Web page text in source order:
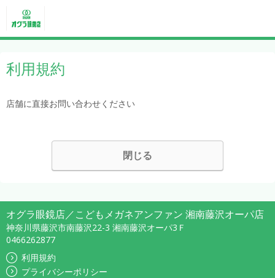
利用規約
店舗に直接お問い合わせください
閉じる
オグラ眼鏡店／こどもメガネアンファン 湘南藤沢オーパ店
神奈川県藤沢市南藤沢22-3 湘南藤沢オーパ3Ｆ
0466262877
利用規約
プライバシーポリシー